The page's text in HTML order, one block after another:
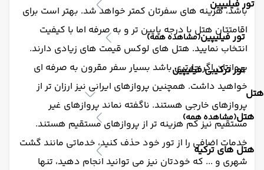
تور فیلیپین
تور فیلیپین(مشاهده همه)
تور ترکیبی فیلیپین
هتل
هتل(مشاهده همه)
هتل های ترکیه
باشد، هزینه های سفرتان کمتر خواهد شد. بهتر است برای
اقامتتان هتل با درجه پایین تر و به صرفه اما با کیفیت
انتخاب نمایید. هتل های لوکس قیمت های زیادی دارند.
پروازتان اگر چارتری باشد بسیار سفر مقرون به صرفه ای
خواهید داشت. همچنین پروازهای ایرانی نیز ارزان تر از
پروازهای خارجی هستند. ناگفته نماند پروازهای غیر
مستقیم نیز کم هزینه تر از پروازهای مستقیم هستند.
خدمات اضافی را از تور خود حذف کنید، خدماتی مانند گشت
شهری و ... که خودتان نیز می توانید انجام دهید، تنها